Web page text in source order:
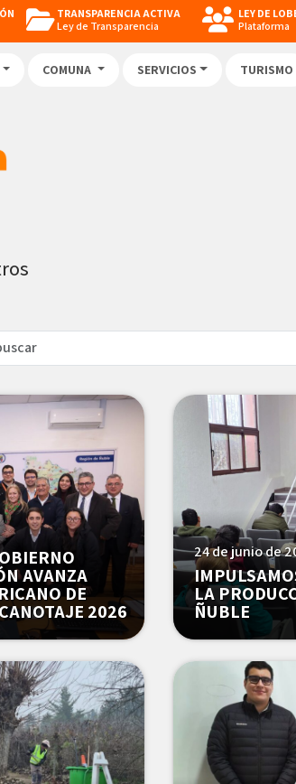
TRANSPARENCIA ACTIVA
Ley de Transparencia
LEY DE
Plataforma
COMUNA SERVICIOS TURISMO
AVANZA
DE
2026
24 de junio de
LA
ÑUBLE